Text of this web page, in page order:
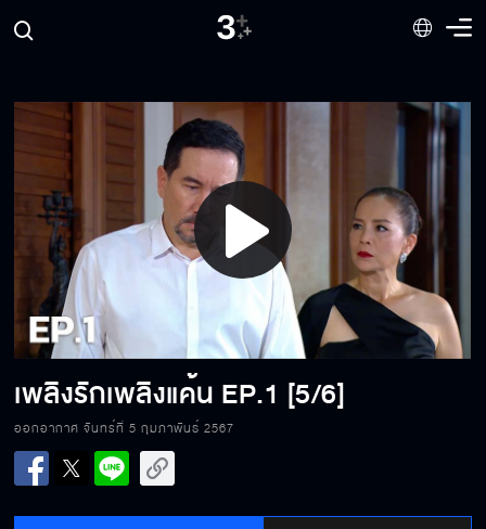
Play
Video
เพลิงรักเพลิงแค้น EP.1 [5/6]
ออกอากาศ จันทร์ที่ 5 กุมภาพันธ์ 2567
เพลิงรักเพลิงแค้น EP.1[1/6]